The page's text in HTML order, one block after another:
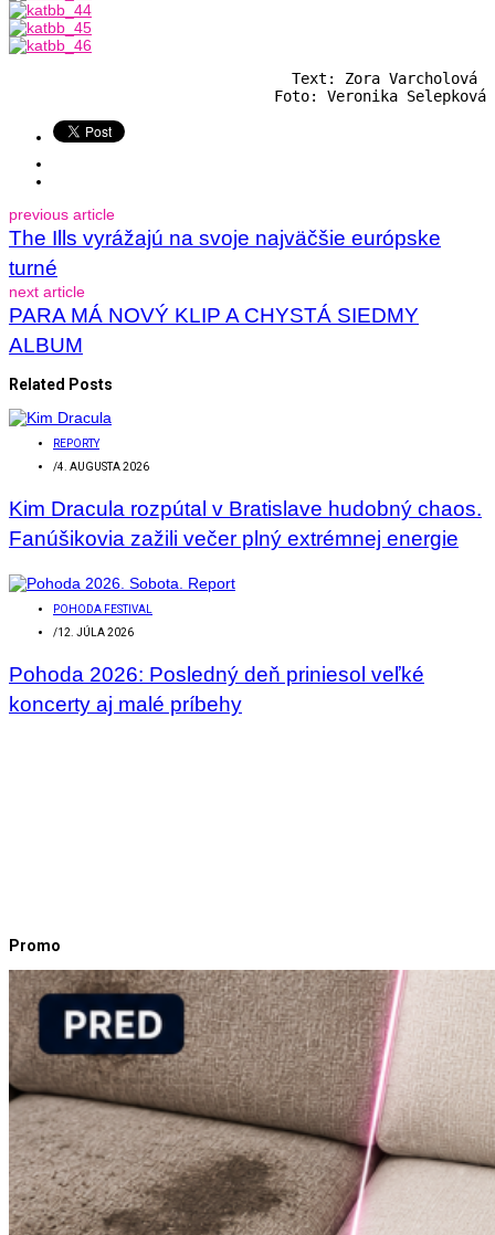
Text: Zora Varcholová
Foto: Veronika Selepková
previous article
The Ills vyrážajú na svoje najväčšie európske
turné
next article
PARA MÁ NOVÝ KLIP A CHYSTÁ SIEDMY
ALBUM
Related Posts
REPORTY
/4. AUGUSTA 2026
Kim Dracula rozpútal v Bratislave hudobný chaos.
Fanúšikovia zažili večer plný extrémnej energie
POHODA FESTIVAL
/12. JÚLA 2026
Pohoda 2026: Posledný deň priniesol veľké
koncerty aj malé príbehy
Promo